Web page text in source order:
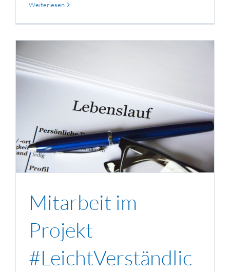
Weiterlesen
Mitarbeit im
Projekt
#LeichtVerständlic